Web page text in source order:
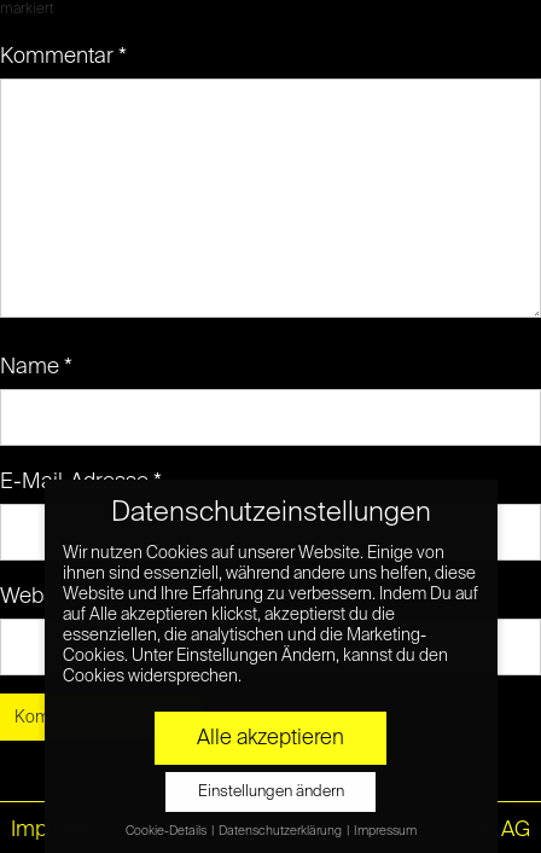
markiert
Kommentar *
Name *
E-Mail-Adresse *
Website
Impressum |Datenschutz © Netzpiloten AG
Datenschutzeinstellungen
Wir nutzen Cookies auf unserer Website. Einige von
ihnen sind essenziell, während andere uns helfen, diese
Website und Ihre Erfahrung zu verbessern. Indem Du auf
auf Alle akzeptieren klickst, akzeptierst du die
essenziellen, die analytischen und die Marketing-
Cookies. Unter Einstellungen Ändern, kannst du den
Cookies widersprechen.
Alle akzeptieren
Einstellungen ändern
Cookie-Details Datenschutzerklärung Impressum